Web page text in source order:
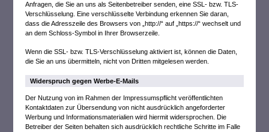
Anfragen, die Sie an uns als Seitenbetreiber senden, eine SSL- bzw. TLS-
Verschlüsselung. Eine verschlüsselte Verbindung erkennen Sie daran,
dass die Adresszeile des Browsers von „http://“ auf „https://“ wechselt und
an dem Schloss-Symbol in Ihrer Browserzeile.
Wenn die SSL- bzw. TLS-Verschlüsselung aktiviert ist, können die Daten,
die Sie an uns übermitteln, nicht von Dritten mitgelesen werden.
Widerspruch gegen Werbe-E-Mails
Der Nutzung von im Rahmen der Impressumspflicht veröffentlichten
Kontaktdaten zur Übersendung von nicht ausdrücklich angeforderter
Werbung und Informationsmaterialien wird hiermit widersprochen. Die
Betreiber der Seiten behalten sich ausdrücklich rechtliche Schritte im Falle